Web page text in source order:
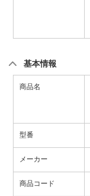
基本情報
商品名
型番
メーカー
商品コード